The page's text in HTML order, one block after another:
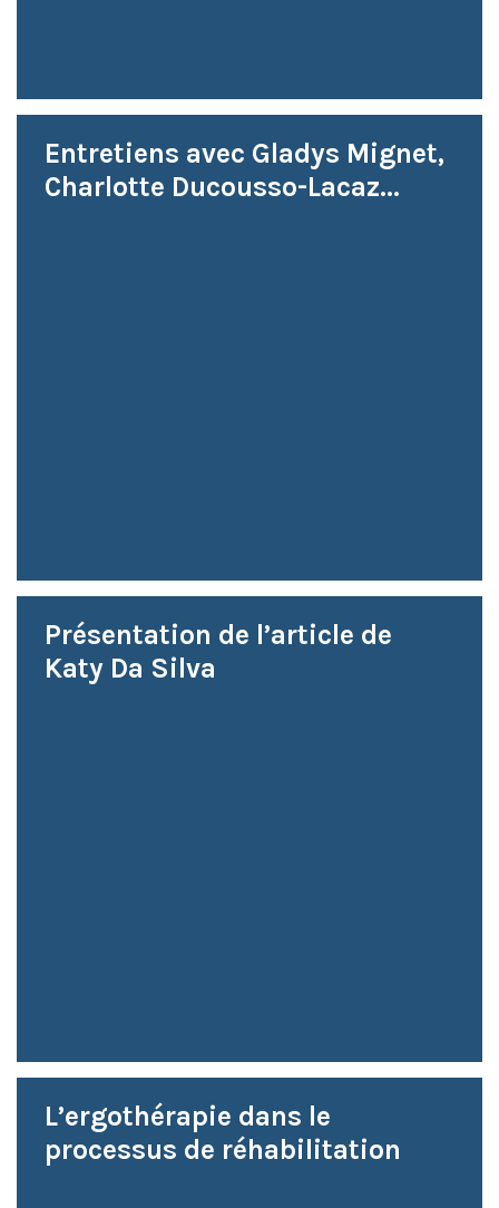
Entretiens avec Gladys Mignet,
Charlotte Ducousso-Lacaz...
Présentation de l’article de
Katy Da Silva
L’ergothérapie dans le
processus de réhabilitation